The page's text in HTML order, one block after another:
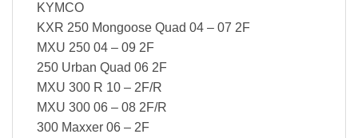
KYMCO
KXR 250 Mongoose Quad 04 – 07 2F
MXU 250 04 – 09 2F
250 Urban Quad 06 2F
MXU 300 R 10 – 2F/R
MXU 300 06 – 08 2F/R
300 Maxxer 06 – 2F